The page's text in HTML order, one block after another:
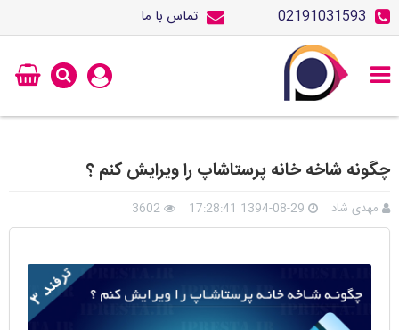
02191031593 تماس با ما
چگونه شاخه خانه پرستاشاپ را ویرایش کنم ؟
مهدی شاد 1394-08-29 17:28:41